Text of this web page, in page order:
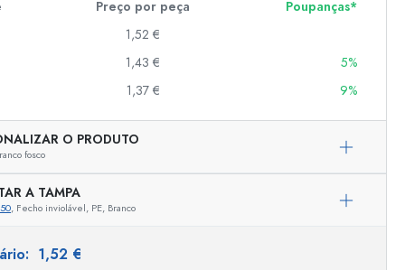
Preço por peça
Poupanças*
1,52 €
1,43 €
5%
1,37 € 9%
O PRODUTO
fosco
A TAMPA
, Fecho inviolável, PE, Branco
1,52 €